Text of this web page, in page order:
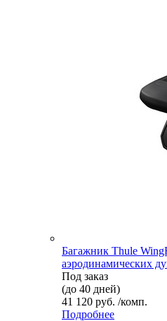
Багажник Thule
аэродинамических
Под заказ
(до 40 дней)
41 120 руб. /комп.
Подробнее